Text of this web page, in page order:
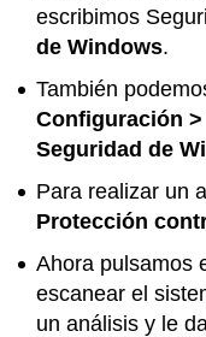
escribimos
de Windows.
También
Configuración
Seguridad de
Para realizar un
Protección
Ahora pulsamos
escanear el
un análisis y le